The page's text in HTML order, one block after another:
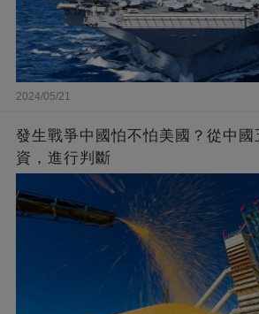
2024/05/21
發生戰爭中國怕不怕美國？從中國
資，進行判斷